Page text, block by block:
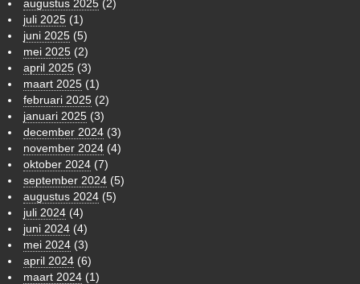
augustus 2025 (2)
juli 2025 (1)
juni 2025 (5)
mei 2025 (2)
april 2025 (3)
maart 2025 (1)
februari 2025 (2)
januari 2025 (3)
december 2024 (3)
november 2024 (4)
oktober 2024 (7)
september 2024 (5)
augustus 2024 (5)
juli 2024 (4)
juni 2024 (4)
mei 2024 (3)
april 2024 (6)
maart 2024 (1)